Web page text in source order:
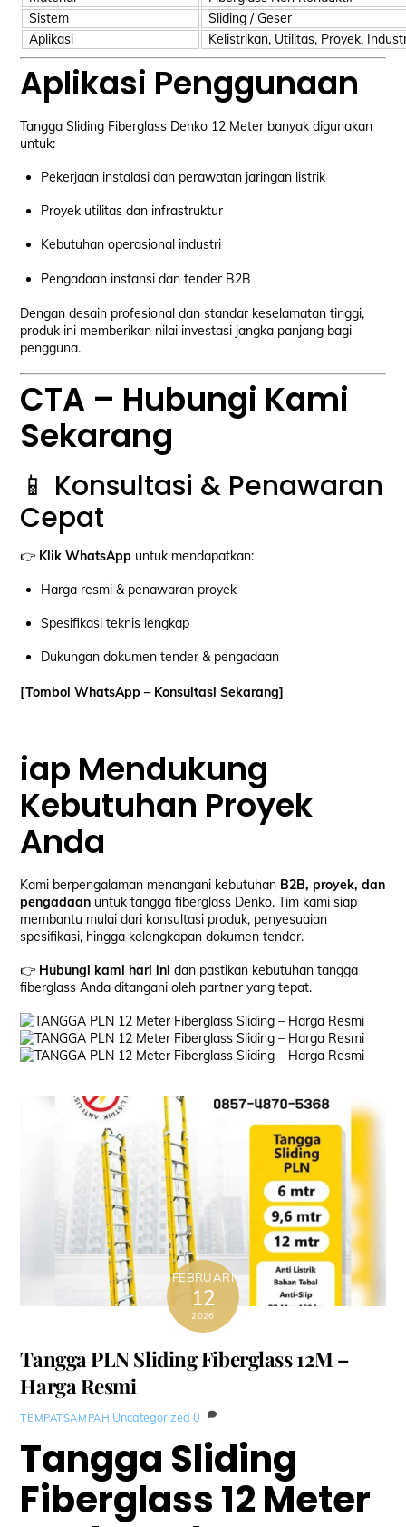
Sistem
Sliding / Geser
Aplikasi
Kelistrikan, Utilitas, Proyek,
Aplikasi Penggunaan
Tangga Sliding Fiberglass Denko 12 Meter banyak digunakan
untuk:
Pekerjaan instalasi dan perawatan jaringan listrik
Proyek utilitas dan infrastruktur
Kebutuhan operasional industri
Pengadaan instansi dan tender B2B
Dengan desain profesional dan standar keselamatan tinggi,
produk ini memberikan nilai investasi jangka panjang bagi
pengguna.
CTA – Hubungi Kami
Sekarang
📱 Konsultasi & Penawaran
Cepat
👉 Klik WhatsApp untuk mendapatkan:
Harga resmi & penawaran proyek
Spesifikasi teknis lengkap
Dukungan dokumen tender & pengadaan
[Tombol WhatsApp – Konsultasi Sekarang]
iap Mendukung
Kebutuhan Proyek
Anda
Kami berpengalaman menangani kebutuhan B2B, proyek, dan
pengadaan untuk tangga fiberglass Denko. Tim kami siap
membantu mulai dari konsultasi produk, penyesuaian
spesifikasi, hingga kelengkapan dokumen tender.
👉 Hubungi kami hari ini dan pastikan kebutuhan tangga
fiberglass Anda ditangani oleh partner yang tepat.
FEBRUARI
12
2026
Tangga PLN Sliding Fiberglass 12M –
Harga Resmi
TEMPATSAMPAH Uncategorized 0
Tangga Sliding
Fiberglass 12 Meter